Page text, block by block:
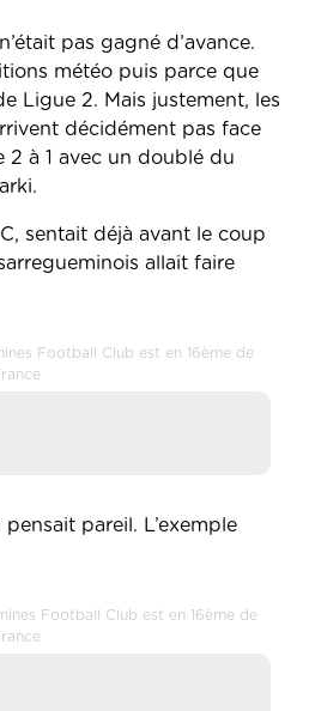
pas gagné d’avance.
météo puis parce que
Ligue 2. Mais justement, les
décidément pas face
2 à 1 avec un doublé du
sentait déjà avant le coup
allait faire
Football Club est en 16ème de
pareil. L’exemple
Football Club est en 16ème de